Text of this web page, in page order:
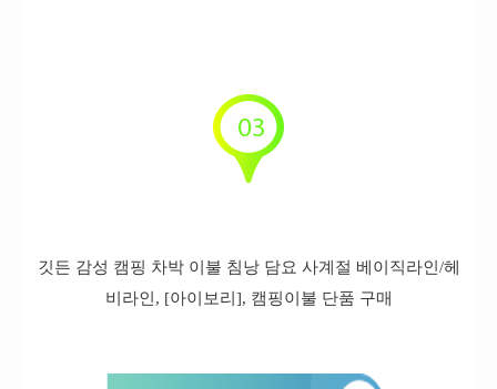
깃든 감성 캠핑 차박 이불 침낭 담요 사계절 베이직라인/헤
비라인, [아이보리], 캠핑이불 단품 구매